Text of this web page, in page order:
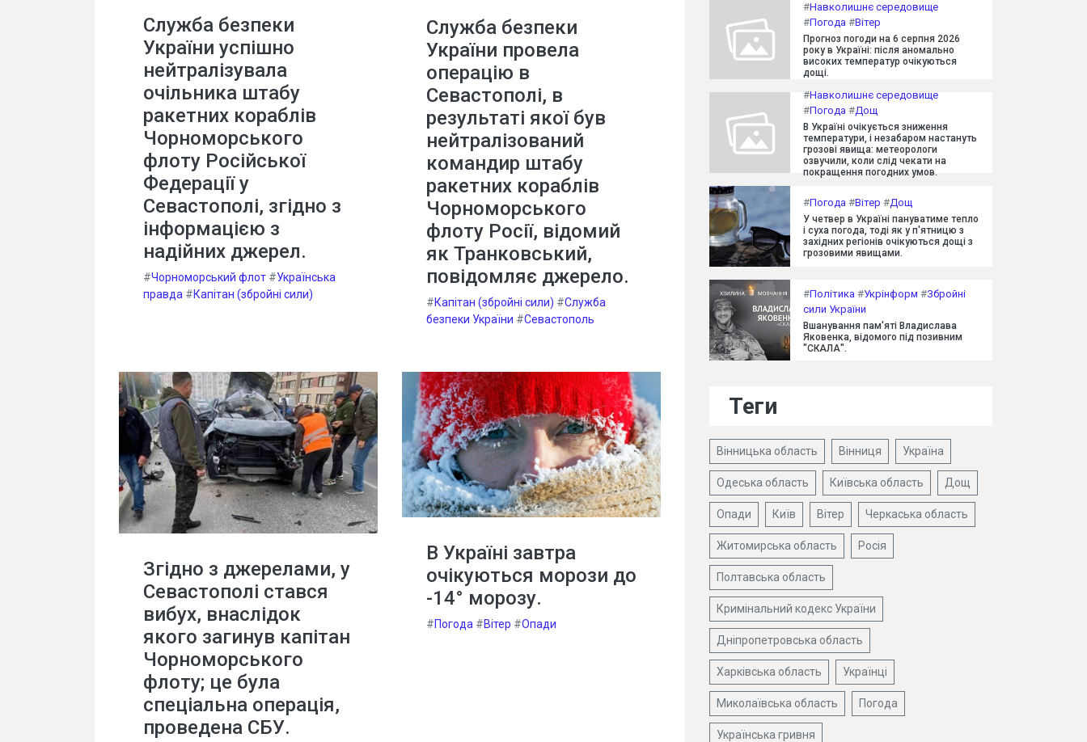
Служба безпеки
України успішно
нейтралізувала
очільника штабу
ракетних кораблів
Чорноморського
флоту Російської
Федерації у
Севастополі, згідно з
інформацією з
надійних джерел.
#Чорноморський флот #Українська
правда #Капітан (збройні сили)
Служба безпеки
України провела
операцію в
Севастополі, в
результаті якої був
нейтралізований
командир штабу
ракетних кораблів
Чорноморського
флоту Росії, відомий
як Транковський,
повідомляє джерело.
#Капітан (збройні сили) #Служба
безпеки України #Севастополь
Згідно з джерелами, у
Севастополі стався
вибух, внаслідок
якого загинув капітан
Чорноморського
флоту; це була
спеціальна операція,
проведена СБУ.
В Україні завтра
очікуються морози до
-14° морозу.
#Погода #Вітер #Опади
#Навколишнє середовище
#Погода #Вітер
Прогноз погоди на 6 серпня 2026
року в Україні: після аномально
високих температур очікуються
дощі.
#Навколишнє середовище
#Погода #Дощ
В Україні очікується зниження
температури, і незабаром настануть
грозові явища: метеорологи
озвучили, коли слід чекати на
покращення погодних умов.
#Погода #Вітер #Дощ
У четвер в Україні пануватиме тепло
і суха погода, тоді як у п'ятницю з
західних регіонів очікуються дощі з
грозовими явищами.
#Політика #Укрінформ #Збройні
сили України
Вшанування пам'яті Владислава
Яковенка, відомого під позивним
"СКАЛА".
Теги
Вінницька область Вінниця Україна
Одеська область Київська область Дощ
Опади Київ Вітер Черкаська область
Житомирська область Росія
Полтавська область
Кримінальний кодекс України
Дніпропетровська область
Харківська область Українці
Миколаївська область Погода
Українська гривня